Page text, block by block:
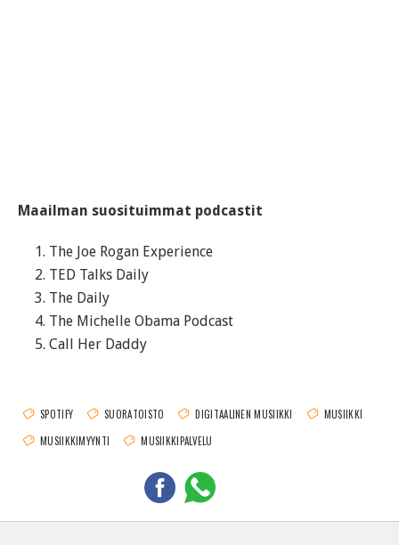
Maailman suosituimmat podcastit
The Joe Rogan Experience
TED Talks Daily
The Daily
The Michelle Obama Podcast
Call Her Daddy
SPOTIFY SUORATOISTO DIGITAALINEN MUSIIKKI
MUSIIKKI
MUSIIKKIMYYNTI
MUSIIKKIPALVELU